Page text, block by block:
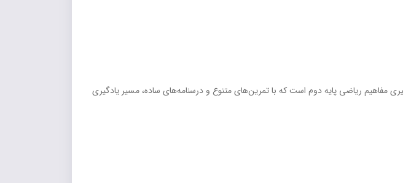
مفاهیم ریاضی پایه دوم است که با تمرین‌های متنوع و درسنامه‌های ساده، مسیر یادگیری